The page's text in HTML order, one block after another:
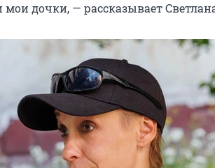
дочки, — рассказывает